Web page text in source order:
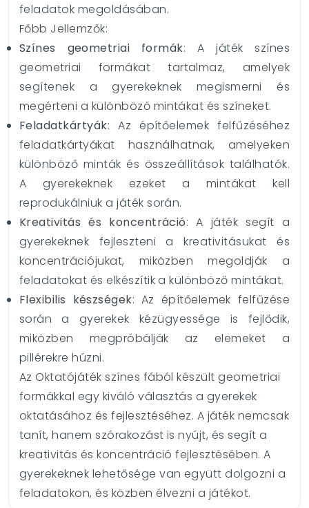
feladatok megoldásában.
Főbb Jellemzők:
Színes geometriai formák: A játék színes
geometriai formákat tartalmaz, amelyek
segítenek a gyerekeknek megismerni és
megérteni a különböző mintákat és színeket.
Feladatkártyák: Az építőelemek felfűzéséhez
feladatkártyákat használhatnak, amelyeken
különböző minták és összeállítások találhatók.
A gyerekeknek ezeket a mintákat kell
reprodukálniuk a játék során.
Kreativitás és koncentráció: A játék segít a
gyerekeknek fejleszteni a kreativitásukat és
koncentrációjukat, miközben megoldják a
feladatokat és elkészítik a különböző mintákat.
Flexibilis készségek: Az építőelemek felfűzése
során a gyerekek kézügyessége is fejlődik,
miközben megpróbálják az elemeket a
pillérekre húzni.
Az Oktatójáték színes fából készült geometriai
formákkal egy kiváló választás a gyerekek
oktatásához és fejlesztéséhez. A játék nemcsak
tanít, hanem szórakozást is nyújt, és segít a
kreativitás és koncentráció fejlesztésében. A
gyerekeknek lehetősége van együtt dolgozni a
feladatokon, és közben élvezni a játékot.